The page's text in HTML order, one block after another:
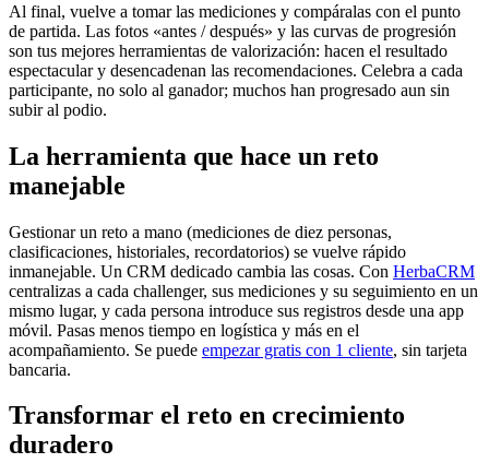
Al final, vuelve a tomar las mediciones y compáralas con el punto
de partida. Las fotos «antes / después» y las curvas de progresión
son tus mejores herramientas de valorización: hacen el resultado
espectacular y desencadenan las recomendaciones. Celebra a cada
participante, no solo al ganador; muchos han progresado aun sin
subir al podio.
La herramienta que hace un reto
manejable
Gestionar un reto a mano (mediciones de diez personas,
clasificaciones, historiales, recordatorios) se vuelve rápido
inmanejable. Un CRM dedicado cambia las cosas. Con HerbaCRM
centralizas a cada challenger, sus mediciones y su seguimiento en un
mismo lugar, y cada persona introduce sus registros desde una app
móvil. Pasas menos tiempo en logística y más en el
acompañamiento. Se puede empezar gratis con 1 cliente, sin tarjeta
bancaria.
Transformar el reto en crecimiento
duradero